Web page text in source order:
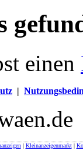
einen
|
| Kleinanzeigenmarkt|